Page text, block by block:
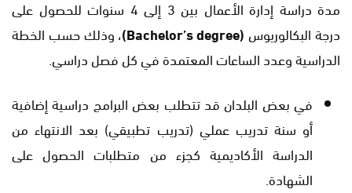
مدة دراسة إدارة الأعمال بين 3 إلى 4 سنوات للحصول على
درجة البكالوريوس(Bachelor’s degree)
، وذلك حسب الخطة
الدراسية وعدد الساعات المعتمدة في كل فصل دراسي.
في بعض البلدان قد تتطلب بعض البرامج دراسية إضافية
أو سنة تدريب عملي (تدريب تطبيقي) بعد الانتهاء من
الدراسة الأكاديمية كجزء من متطلبات الحصول على
الشهادة.